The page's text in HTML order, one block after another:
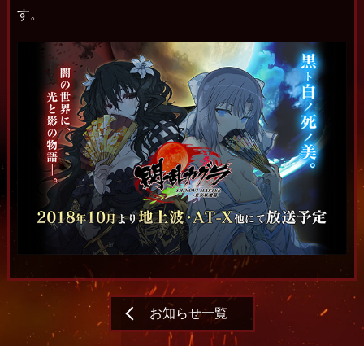
す。
お知らせ一覧